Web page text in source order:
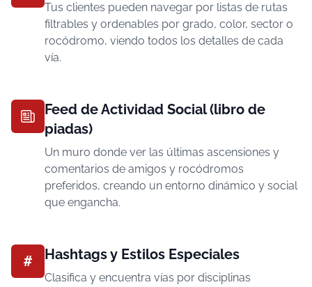
Tus clientes pueden navegar por listas de rutas
filtrables y ordenables por grado, color, sector o
rocódromo, viendo todos los detalles de cada
vía.
Feed de Actividad Social (libro de
piadas)
Un muro donde ver las últimas ascensiones y
comentarios de amigos y rocódromos
preferidos, creando un entorno dinámico y social
que engancha.
# Hashtags y Estilos Especiales
Clasifica y encuentra vías por disciplinas